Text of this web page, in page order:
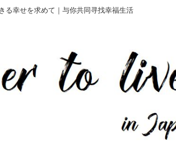
る幸せを求めて｜与你共同寻找幸福生活